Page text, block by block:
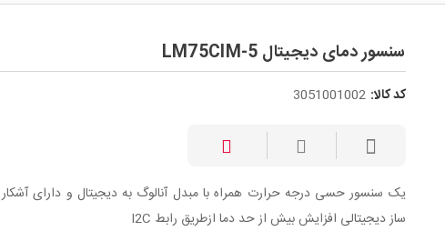
سنسور دمای دیجیتال LM75CIM-5
کد کالا: 3051001002
یک سنسور حسی درجه حرارت همراه با مبدل آنالوگ به دیجیتال و دارای آشکار
ساز دیجیتالی افزایش بیش از حد دما ازطریق رابط I2C